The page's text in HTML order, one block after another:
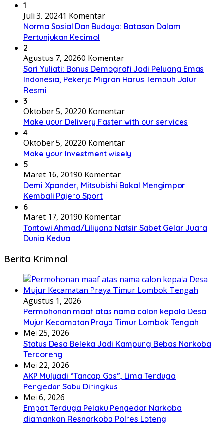
1
Juli 3, 20241 Komentar
Norma Sosial Dan Budaya: Batasan Dalam
Pertunjukan Kecimol
2
Agustus 7, 20260 Komentar
Sari Yuliati: Bonus Demografi Jadi Peluang Emas
Indonesia, Pekerja Migran Harus Tempuh Jalur
Resmi
3
Oktober 5, 20220 Komentar
Make your Delivery Faster with our services
4
Oktober 5, 20220 Komentar
Make your Investment wisely
5
Maret 16, 20190 Komentar
Demi Xpander, Mitsubishi Bakal Mengimpor
Kembali Pajero Sport
6
Maret 17, 20190 Komentar
Tontowi Ahmad/Liliyana Natsir Sabet Gelar Juara
Dunia Kedua
Berita Kriminal
Agustus 1, 2026
Permohonan maaf atas nama calon kepala Desa
Mujur Kecamatan Praya Timur Lombok Tengah
Mei 25, 2026
Status Desa Beleka Jadi ‎Kampung Bebas Narkoba
Tercoreng
Mei 22, 2026
AKP Mulyadi “Tancap Gas”, Lima Terduga
Pengedar Sabu Diringkus
Mei 6, 2026
Empat Terduga Pelaku Pengedar Narkoba
diamankan Resnarkoba Polres Loteng